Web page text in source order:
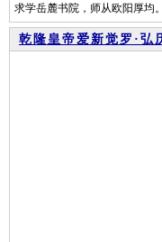
求学岳麓书院，师从欧阳厚均
乾隆皇帝爱新觉罗·弘